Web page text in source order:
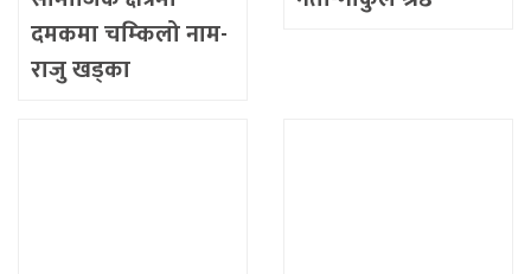
दमकमा चम्किलो नाम-
राजु खड्का